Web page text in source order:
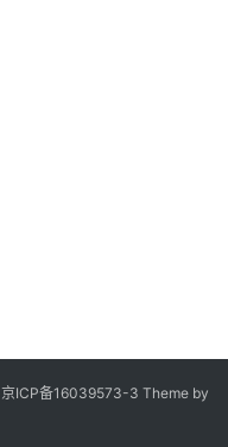
京ICP备16039573-3 Theme by